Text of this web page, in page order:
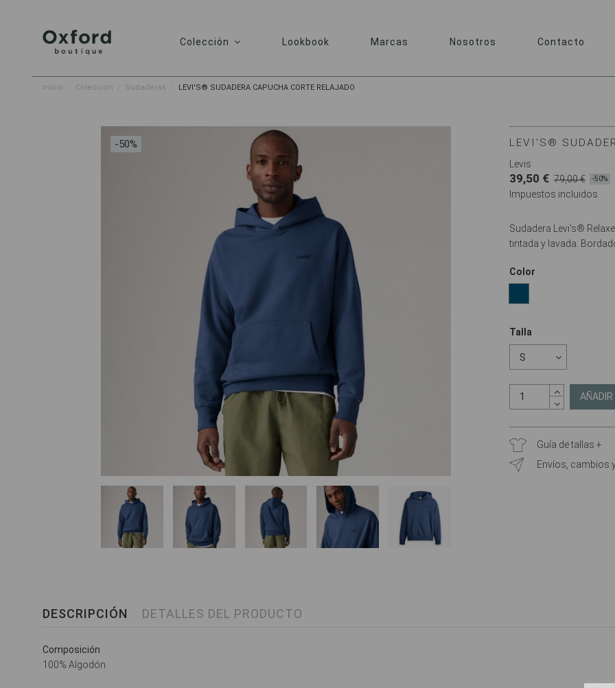
Colección Lookbook Marcas Nosotros Contacto
Inicio Colección Sudaderas LEVI'S® SUDADERA CAPUCHA CORTE RELAJADO
-50% LEVI'S®
Levis
39,50 € 79,00 € -50%
Impuestos incluidos
Sudadera Levi's®
tintada y lavada.
Color
Talla
Guía de tallas +
Envíos, cambios
DESCRIPCIÓN DETALLES DEL PRODUCTO
Composición
100% Algodón.